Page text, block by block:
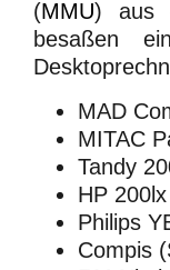
(MMU) aus
besaßen
MAD
MITAC
Tandy
HP
Philips
Compis